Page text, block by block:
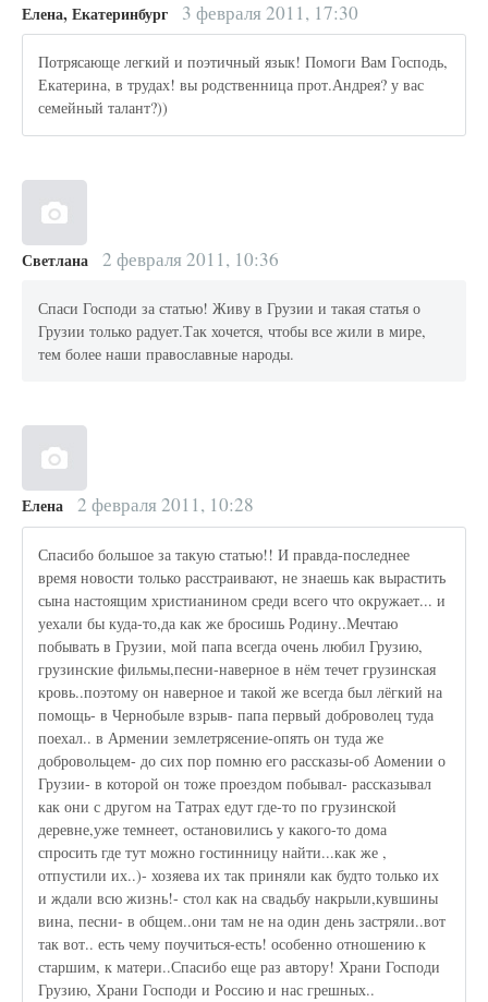
Елена, Екатеринбург 3 февраля 2011, 17:30
Потрясающе легкий и поэтичный язык! Помоги Вам Господь,
Екатерина, в трудах! вы родственница прот.Андрея? у вас
семейный талант?))
Светлана 2 февраля 2011, 10:36
Спаси Господи за статью! Живу в Грузии и такая статья о
Грузии только радует.Так хочется, чтобы все жили в мире,
тем более наши православные народы.
Елена 2 февраля 2011, 10:28
Спасибо большое за такую статью!! И правда-последнее
время новости только расстраивают, не знаешь как вырастить
сына настоящим христианином среди всего что окружает... и
уехали бы куда-то,да как же бросишь Родину..Мечтаю
побывать в Грузии, мой папа всегда очень любил Грузию,
грузинские фильмы,песни-наверное в нём течет грузинская
кровь..поэтому он наверное и такой же всегда был лёгкий на
помощь- в Чернобыле взрыв- папа первый доброволец туда
поехал.. в Армении землетрясение-опять он туда же
добровольцем- до сих пор помню его рассказы-об Аомении о
Грузии- в которой он тоже проездом побывал- рассказывал
как они с другом на Татрах едут где-то по грузинской
деревне,уже темнеет, остановились у какого-то дома
спросить где тут можно гостинницу найти...как же ,
отпустили их..)- хозяева их так приняли как будто только их
и ждали всю жизнь!- стол как на свадьбу накрыли,кувшины
вина, песни- в общем..они там не на один день застряли..вот
так вот.. есть чему поучиться-есть! особенно отношению к
старшим, к матери..Спасибо еще раз автору! Храни Господи
Грузию, Храни Господи и Россию и нас грешных..